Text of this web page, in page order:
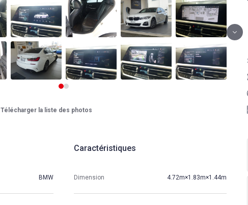
Télécharger la liste des photos
BMW
Caractéristiques
Dimension 4.72m×1.83m×1.44m